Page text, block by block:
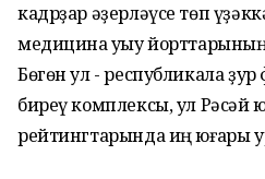
кадрҙар әҙерләүсе төп
медицина уҡыу
Бөгөн ул - республикала
биреү комплексы, ул Рәсәй
рейтингтарында иң юғары